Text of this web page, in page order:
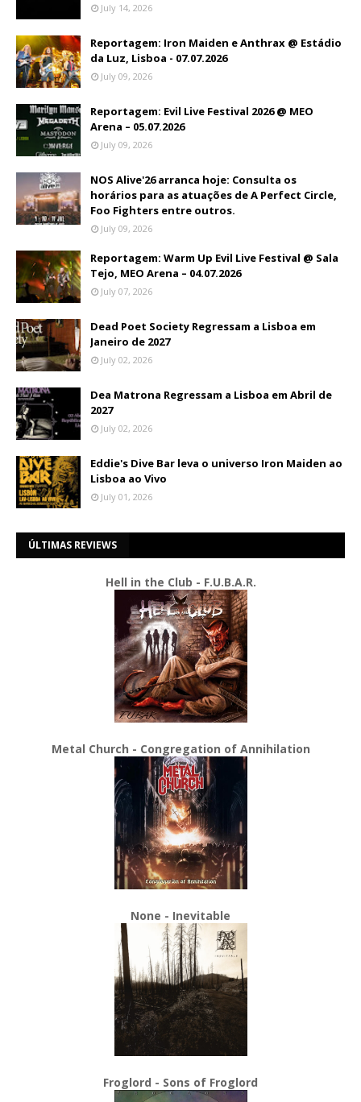
July 14, 2026
Reportagem: Iron Maiden e Anthrax @ Estádio
da Luz, Lisboa - 07.07.2026
July 09, 2026
Reportagem: Evil Live Festival 2026 @ MEO
Arena – 05.07.2026
July 09, 2026
NOS Alive'26 arranca hoje: Consulta os
horários para as atuações de A Perfect Circle,
Foo Fighters entre outros.
July 09, 2026
Reportagem: Warm Up Evil Live Festival @ Sala
Tejo, MEO Arena – 04.07.2026
July 07, 2026
Dead Poet Society Regressam a Lisboa em
Janeiro de 2027
July 02, 2026
Dea Matrona Regressam a Lisboa em Abril de
2027
July 02, 2026
Eddie's Dive Bar leva o universo Iron Maiden ao
Lisboa ao Vivo
July 01, 2026
ÚLTIMAS REVIEWS
Hell in the Club - F.U.B.A.R.
Metal Church - Congregation of Annihilation
None - Inevitable
Froglord - Sons of Froglord